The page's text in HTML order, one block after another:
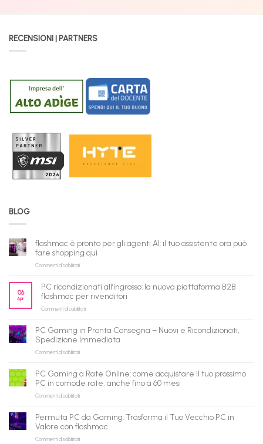
RECENSIONI | PARTNERS
BLOG
flashmac è pronto per gli agenti AI: il tuo assistente ora può
fare shopping qui
Commenti disabilitatisu
pronto
per
gli
AI:
il
tuo
assistente
può
fare
shopping
qui
06
Apr
PC ricondizionati all’ingrosso: la nuova piattaforma B2B
flashmac per rivenditori
Commenti disabilitatisu
ricondizionati
all’ingrosso:
la
B2B
flashmac
per
PC Gaming in Pronta Consegna – Nuovi e Ricondizionati,
Spedizione Immediata
Commenti disabilitatisu
Gaming
in
Pronta
Consegna
Nuovi
Ricondizionati,
Spedizione
PC Gaming a Rate Online: come acquistare il tuo prossimo
PC in comode rate, anche fino a 60 mesi
Commenti disabilitatisu
Gaming
a
Rate
Online:
Permuta PC da Gaming: Trasforma il Tuo Vecchio PC in
Valore con flashmac
Commenti disabilitatisu